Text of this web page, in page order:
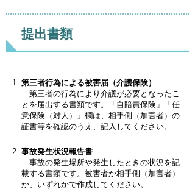
提出書類
第三者行為による被害届（介護保険）
第三者の行為により介護が必要となったこ
とを届出する書類です。「自賠責保険」「任
意保険（対人）」欄は、相手側（加害者）の
証書等を確認のうえ、記入してください。
事故発生状況報告書
事故の発生場所や発生したときの状況を記
載する書類です。被害者か相手側（加害者）
か、いずれかで作成してください。